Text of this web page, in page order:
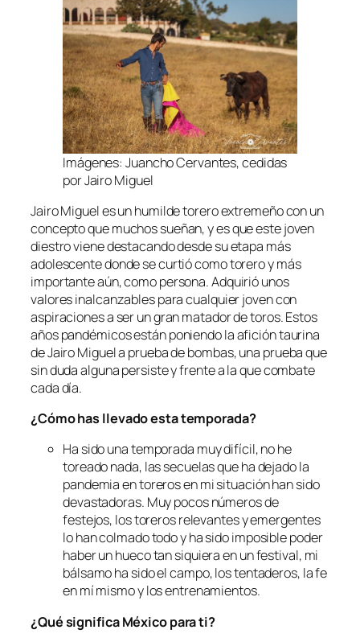
Imágenes: Juancho Cervantes, cedidas
por Jairo Miguel
Jairo Miguel es un humilde torero extremeño con un
concepto que muchos sueñan, y es que este joven
diestro viene destacando desde su etapa más
adolescente donde se curtió como torero y más
importante aún, como persona. Adquirió unos
valores inalcanzables para cualquier joven con
aspiraciones a ser un gran matador de toros. Estos
años pandémicos están poniendo la afición taurina
de Jairo Miguel a prueba de bombas, una prueba que
sin duda alguna persiste y frente a la que combate
cada día.
¿Cómo has llevado esta temporada?
Ha sido una temporada muy difícil, no he
toreado nada, las secuelas que ha dejado la
pandemia en toreros en mi situación han sido
devastadoras. Muy pocos números de
festejos, los toreros relevantes y emergentes
lo han colmado todo y ha sido imposible poder
haber un hueco tan siquiera en un festival, mi
bálsamo ha sido el campo, los tentaderos, la fe
en mí mismo y los entrenamientos.
¿Qué significa México para ti?